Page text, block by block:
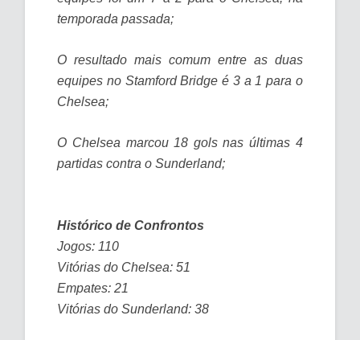
temporada passada;
O resultado mais comum entre as duas
equipes no Stamford Bridge é 3 a 1 para o
Chelsea;
O Chelsea marcou 18 gols nas últimas 4
partidas contra o Sunderland;
Histórico de Confrontos
Jogos: 110
Vitórias do Chelsea: 51
Empates: 21
Vitórias do Sunderland: 38